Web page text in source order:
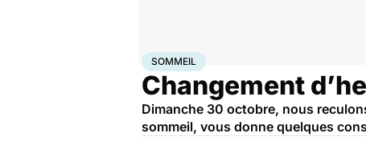
AccueilSanté Sommeil
SOMMEIL
Changement
Dimanche 30 octobre, nous
sommeil, vous donne quelques